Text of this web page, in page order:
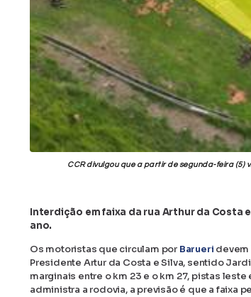
CCR divulgou que a partir de segunda-feira
Interdição em faixa da rua Arthur da Costa
ano.
Os motoristas que circulam por Barueri devem
Presidente Artur da Costa e Silva, sentido
marginais entre o km 23 e o km 27, pistas
administra a rodovia, a previsão é que a faixa